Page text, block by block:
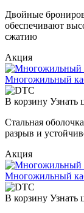
Двойные
обеспечивают
сжатию
Акция
Многожильный
В корзину Узнать
Стальная
разрыв и
Акция
Многожильный
В корзину Узнать